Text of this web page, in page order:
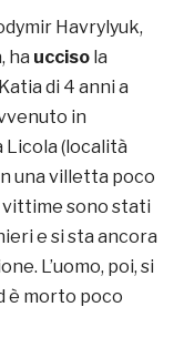
Havrylyuk,
ha uccisola
di 4 anni a
in
Licola (località
una villetta poco
vittime sono stati
e si sta ancora
L’uomo, poi, si
è morto poco